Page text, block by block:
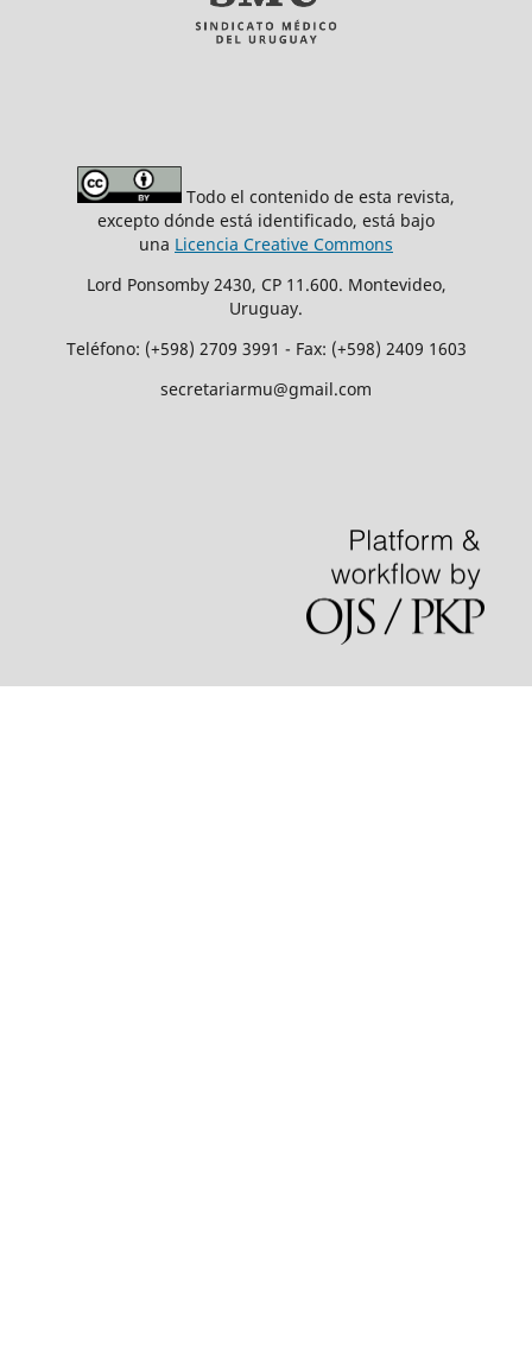
Todo el contenido de esta revista,
excepto dónde está identificado, está bajo
una Licencia Creative Commons
Lord Ponsomby 2430, CP 11.600. Montevideo,
Uruguay.
Teléfono: (+598) 2709 3991 - Fax: (+598) 2409 1603
secretariarmu@gmail.com